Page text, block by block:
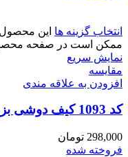
انتخاب گزینه ها این محصول
ممکن است در صفحه
نمایش سریع
مقايسه
افزودن به علاقه مندی
کد 1093 کیف دوشی بزرگ زنانه طرح برند
298,000 تومان
فروخته شده